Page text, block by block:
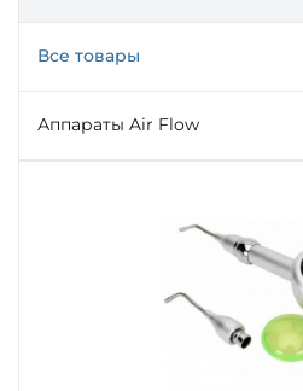
Все товары
Аппараты Air Flow